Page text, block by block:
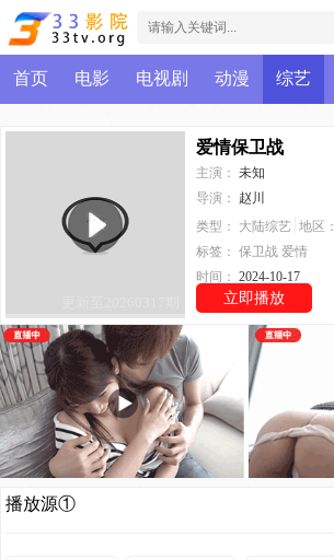
首页 电影 电视剧 动漫 综艺
爱情保卫战
主演： 未知
导演：
赵川
类型：
大陆综艺 地区：
标签： 保卫战 爱情
时间： 2024-10-17
立即播放
播放源①